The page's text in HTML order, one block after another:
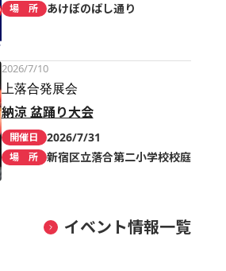
場 所 あけぼのばし通り
2026/7/10
上落合発展会
納涼 盆踊り大会
開催日 2026/7/31
場 所 新宿区立落合第二小学校校庭
イベント情報一覧